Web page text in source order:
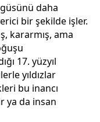
daha
bir şekilde işler.
kararmış, ama
17. yüzyıl
yıldızlar
bu inancı
ya da insan